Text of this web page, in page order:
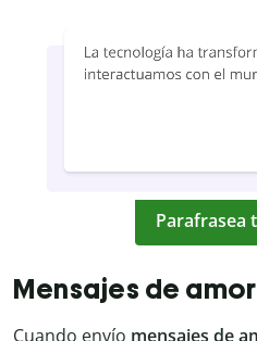
Parafrasea
Mensajes de
Cuando envío mensajes de